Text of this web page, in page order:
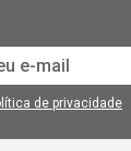
de privacidade